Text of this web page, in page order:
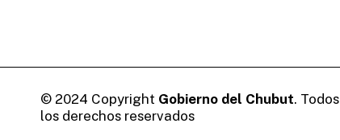
© 2024 Copyright Gobierno del Chubut. Todos
los derechos reservados